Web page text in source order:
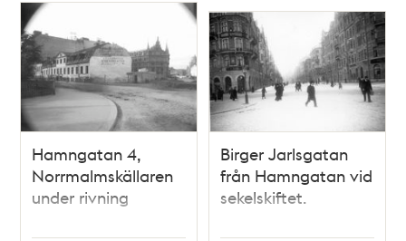
Hamngatan 4,
Norrmalmskällaren
under rivning
Birger Jarlsgatan
från Hamngatan vid
sekelskiftet.